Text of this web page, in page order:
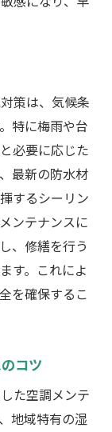
策は、気候条
特に梅雨や台
必要に応じた
最新の防水材
するシーリン
ンテナンスに
、修繕を行う
す。これによ
を確保するこ
コツ
た空調メンテ
地域特有の湿